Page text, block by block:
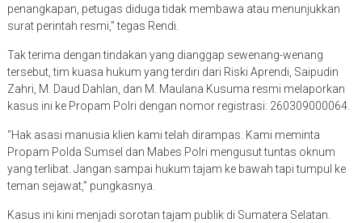
penangkapan, petugas diduga tidak membawa atau menunjukkan
surat perintah resmi,” tegas Rendi.
Tak terima dengan tindakan yang dianggap sewenang-wenang
tersebut, tim kuasa hukum yang terdiri dari Riski Aprendi, Saipudin
Zahri, M. Daud Dahlan, dan M. Maulana Kusuma resmi melaporkan
kasus ini ke Propam Polri dengan nomor registrasi: 260309000064.
“Hak asasi manusia klien kami telah dirampas. Kami meminta
Propam Polda Sumsel dan Mabes Polri mengusut tuntas oknum
yang terlibat. Jangan sampai hukum tajam ke bawah tapi tumpul ke
teman sejawat,” pungkasnya.
Kasus ini kini menjadi sorotan tajam publik di Sumatera Selatan.